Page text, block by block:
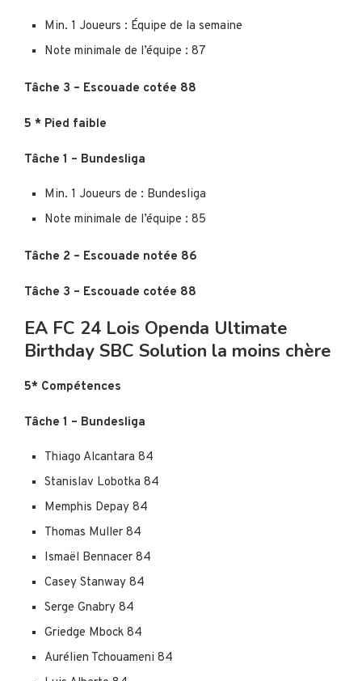
Min. 1 Joueurs : Équipe de la semaine
Note minimale de l’équipe : 87
Tâche 3 – Escouade cotée 88
5 * Pied faible
Tâche 1 – Bundesliga
Min. 1 Joueurs de : Bundesliga
Note minimale de l’équipe : 85
Tâche 2 – Escouade notée 86
Tâche 3 – Escouade cotée 88
EA FC 24 Lois Openda Ultimate
Birthday SBC Solution la moins chère
5* Compétences
Tâche 1 – Bundesliga
Thiago Alcantara 84
Stanislav Lobotka 84
Memphis Depay 84
Thomas Muller 84
Ismaël Bennacer 84
Casey Stanway 84
Serge Gnabry 84
Griedge Mbock 84
Aurélien Tchouameni 84